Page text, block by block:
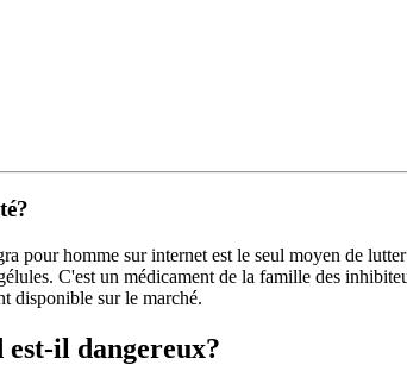
pour homme sur internet est le seul moyen de
C'est un médicament de la famille des
disponible sur le marché.
il dangereux?